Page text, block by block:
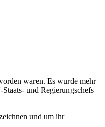
waren. Es wurde mehr
und Regierungschefs
und um ihr